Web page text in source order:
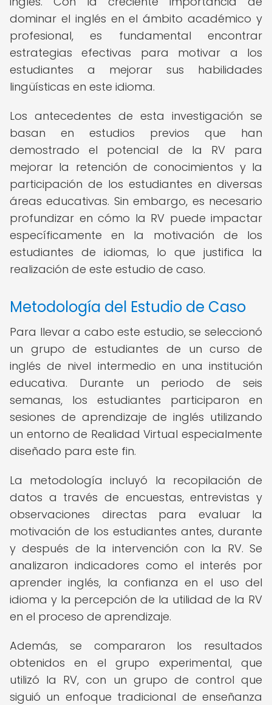
dominar el inglés en el ámbito académico y
profesional, es fundamental encontrar
estrategias efectivas para motivar a los
estudiantes a mejorar sus habilidades
lingüísticas en este idioma.
Los antecedentes de esta investigación se
basan en estudios previos que han
demostrado el potencial de la RV para
mejorar la retención de conocimientos y la
participación de los estudiantes en diversas
áreas educativas. Sin embargo, es necesario
profundizar en cómo la RV puede impactar
específicamente en la motivación de los
estudiantes de idiomas, lo que justifica la
realización de este estudio de caso.
Metodología del Estudio de Caso
Para llevar a cabo este estudio, se seleccionó
un grupo de estudiantes de un curso de
inglés de nivel intermedio en una institución
educativa. Durante un periodo de seis
semanas, los estudiantes participaron en
sesiones de aprendizaje de inglés utilizando
un entorno de Realidad Virtual especialmente
diseñado para este fin.
La metodología incluyó la recopilación de
datos a través de encuestas, entrevistas y
observaciones directas para evaluar la
motivación de los estudiantes antes, durante
y después de la intervención con la RV. Se
analizaron indicadores como el interés por
aprender inglés, la confianza en el uso del
idioma y la percepción de la utilidad de la RV
en el proceso de aprendizaje.
Además, se compararon los resultados
obtenidos en el grupo experimental, que
utilizó la RV, con un grupo de control que
siguió un enfoque tradicional de enseñanza